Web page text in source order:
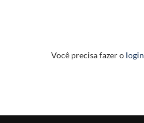
Você precisa fazer o login